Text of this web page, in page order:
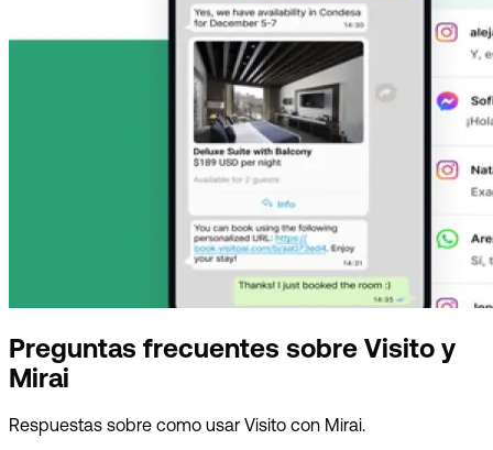
Preguntas frecuentes sobre Visito y
Mirai
Respuestas sobre como usar Visito con Mirai.